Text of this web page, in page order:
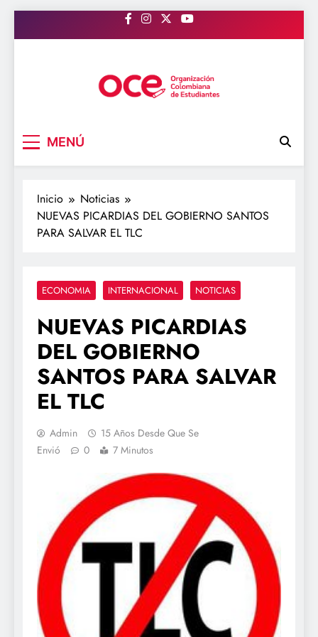
al
MENÚ
Inicio
Noticias
NUEVAS PICARDIAS DEL GOBIERNO SANTOS
PARA SALVAR EL TLC
ECONOMIA INTERNACIONAL NOTICIAS
NUEVAS PICARDIAS
DEL GOBIERNO
SANTOS PARA SALVAR
EL TLC
Admin
15 Años Desde Que Se
Envió
0 7 Minutos